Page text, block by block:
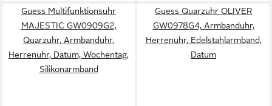
Guess Multifunktionsuhr
MAJESTIC GW0909G2,
Quarzuhr, Armbanduhr,
Herrenuhr, Datum, Wochentag,
Silikonarmband
Guess Quarzuhr OLIVER
GW0978G4, Armbanduhr,
Herrenuhr, Edelstahlarmband,
Datum